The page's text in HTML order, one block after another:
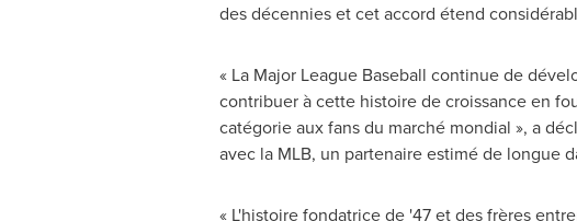
des décennies et cet accord étend
« La Major League Baseball continue de
contribuer à cette histoire de croissance en
catégorie aux fans du marché mondial », a
avec la MLB, un partenaire estimé de longue
« L'histoire fondatrice de '47 et des frères